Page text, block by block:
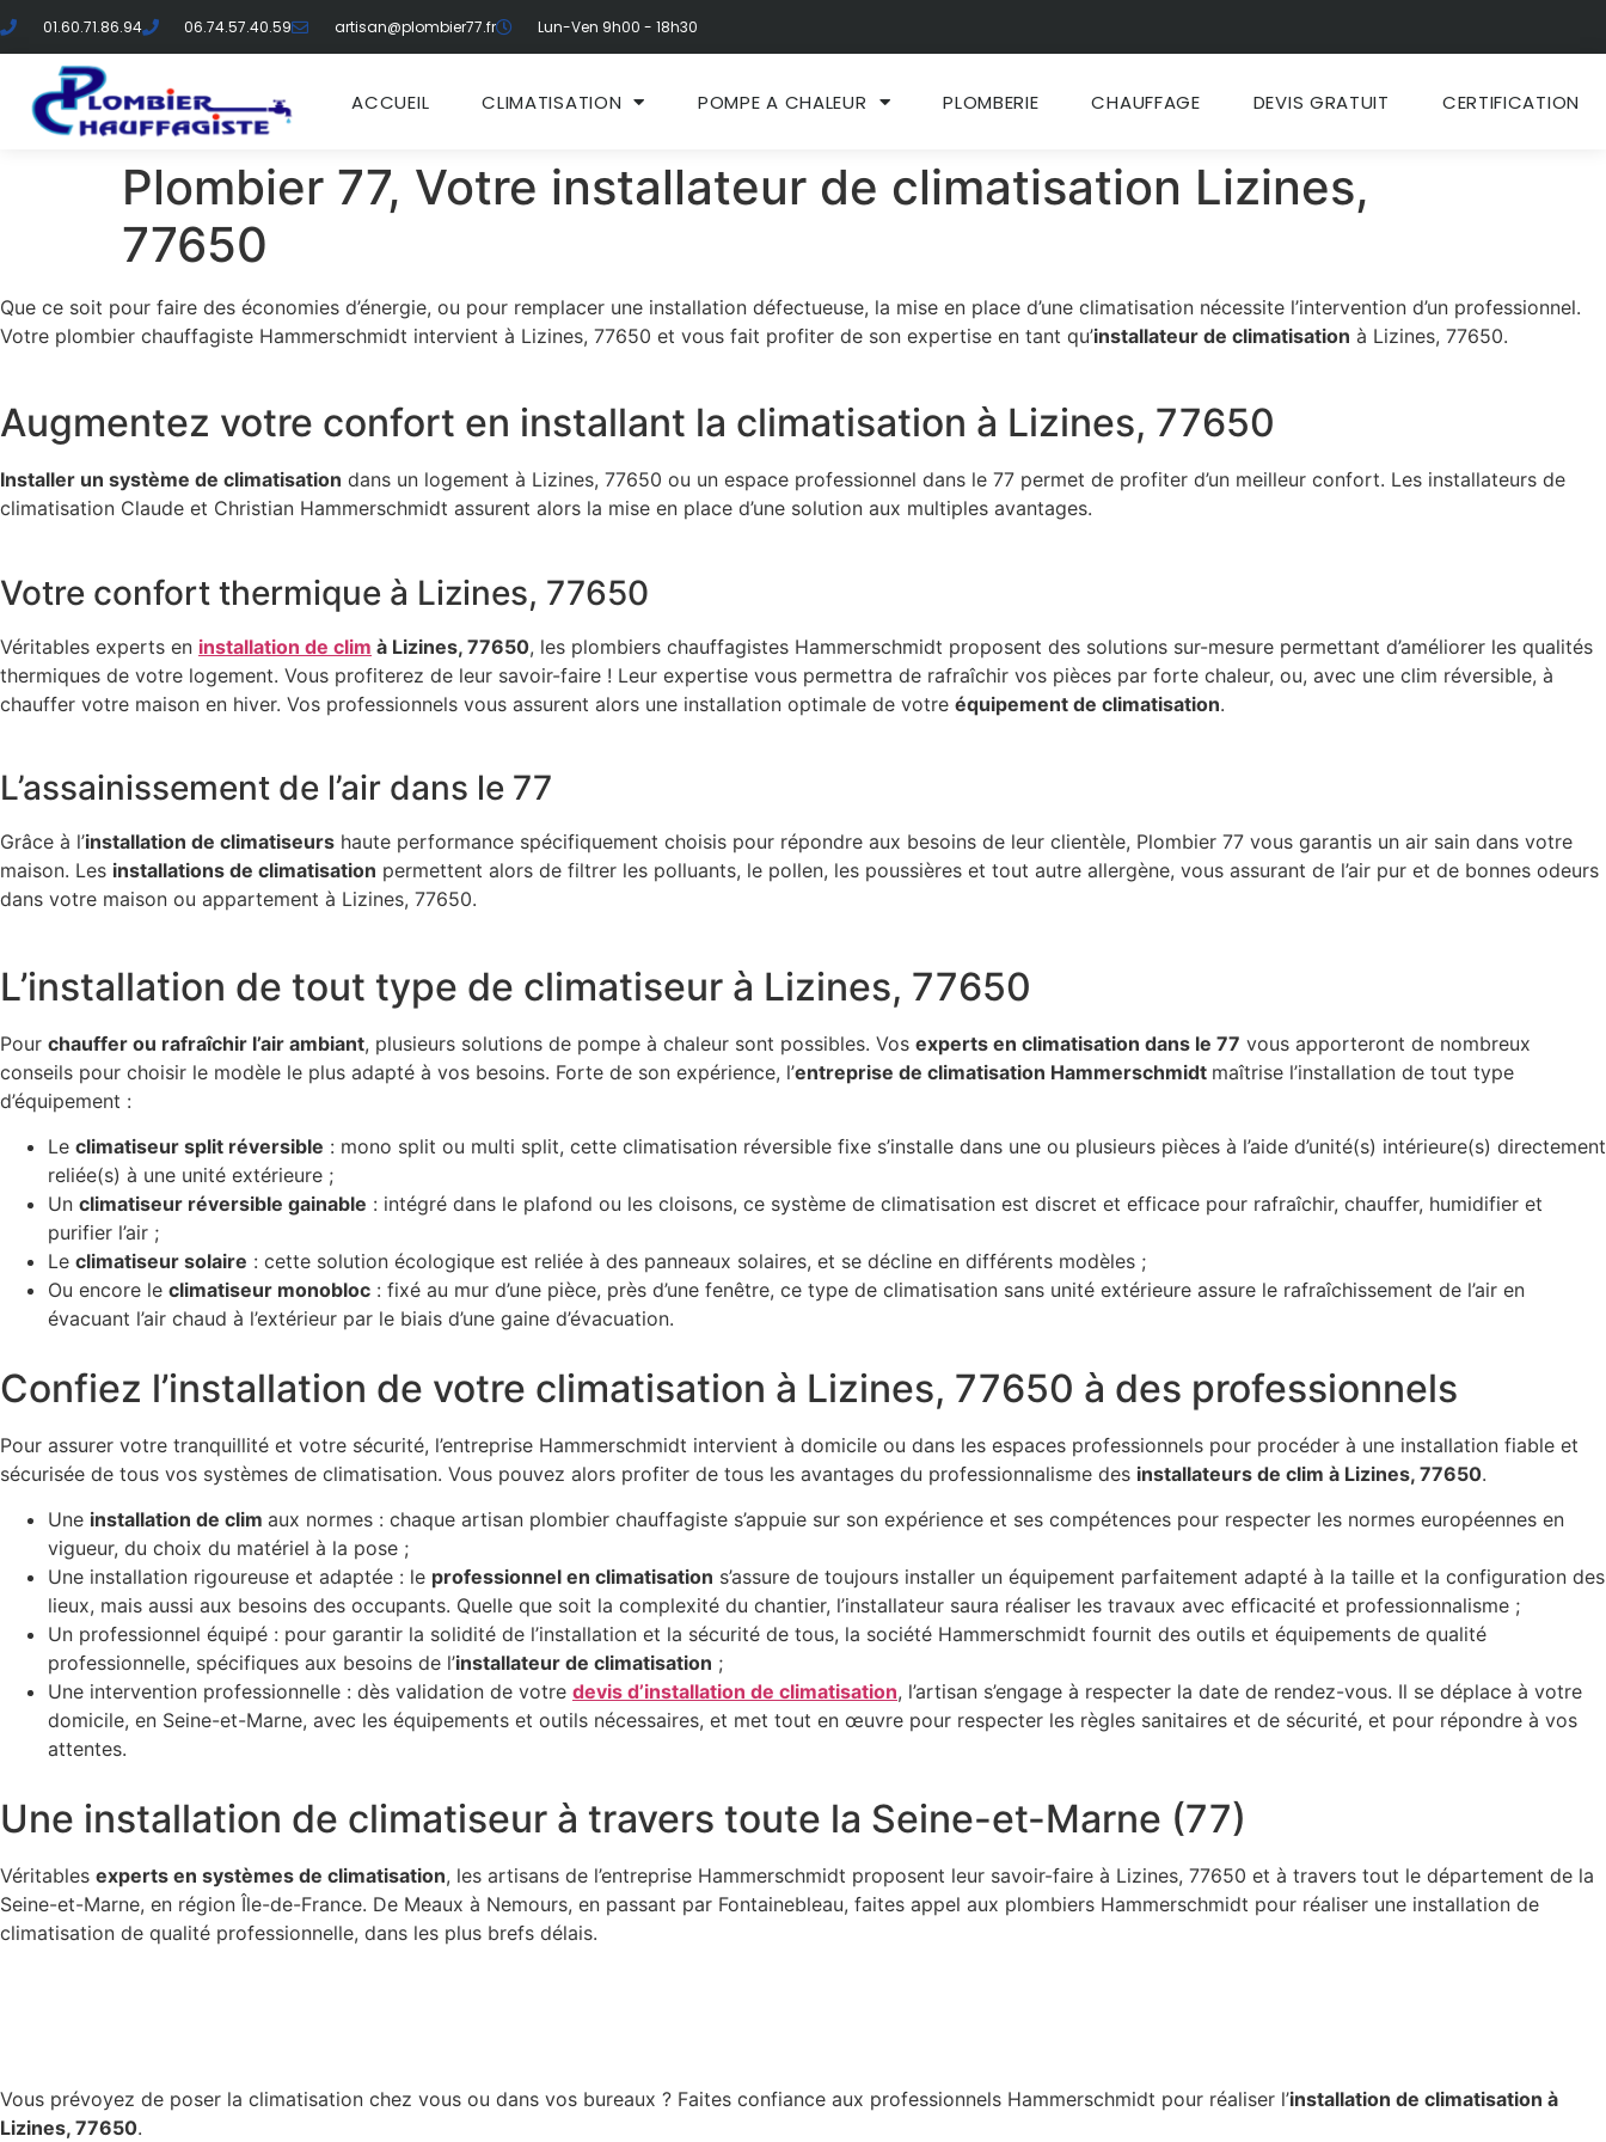
01.60.71.86.94 06.74.57.40.59 artisan@plombier77.fr Lun-Ven 9h00 - 18h30
ACCUEIL CLIMATISATION POMPE A CHALEUR PLOMBERIE CHAUFFAGE DEVIS GRATUIT CERTIFICATION
Plombier 77, Votre installateur de climatisation Lizines,
77650
Que ce soit pour faire des économies d’énergie, ou pour remplacer une installation défectueuse, la mise en place d’une climatisation nécessite l’intervention d’un professionnel.
Votre plombier chauffagiste Hammerschmidt intervient à Lizines, 77650 et vous fait profiter de son expertise en tant qu’installateur de climatisation à Lizines, 77650.
Augmentez votre confort en installant la climatisation à Lizines, 77650
Installer un système de climatisation dans un logement à Lizines, 77650 ou un espace professionnel dans le 77 permet de profiter d’un meilleur confort. Les installateurs de
climatisation Claude et Christian Hammerschmidt assurent alors la mise en place d’une solution aux multiples avantages.
Votre confort thermique à Lizines, 77650
Véritables experts en installation de clim à Lizines, 77650, les plombiers chauffagistes Hammerschmidt proposent des solutions sur-mesure permettant d’améliorer les qualités
thermiques de votre logement. Vous profiterez de leur savoir-faire ! Leur expertise vous permettra de rafraîchir vos pièces par forte chaleur, ou, avec une clim réversible, à
chauffer votre maison en hiver. Vos professionnels vous assurent alors une installation optimale de votre équipement de climatisation.
L’assainissement de l’air dans le 77
Grâce à l’installation de climatiseurs haute performance spécifiquement choisis pour répondre aux besoins de leur clientèle, Plombier 77 vous garantis un air sain dans votre
maison. Les installations de climatisation permettent alors de filtrer les polluants, le pollen, les poussières et tout autre allergène, vous assurant de l’air pur et de bonnes odeurs
dans votre maison ou appartement à Lizines, 77650.
L’installation de tout type de climatiseur à Lizines, 77650
Pour chauffer ou rafraîchir l’air ambiant, plusieurs solutions de pompe à chaleur sont possibles. Vos experts en climatisation dans le 77 vous apporteront de nombreux
conseils pour choisir le modèle le plus adapté à vos besoins. Forte de son expérience, l’entreprise de climatisation Hammerschmidt maîtrise l’installation de tout type
d’équipement :
Le climatiseur split réversible : mono split ou multi split, cette climatisation réversible fixe s’installe dans une ou plusieurs pièces à l’aide d’unité(s) intérieure(s) directement
reliée(s) à une unité extérieure ;
Un climatiseur réversible gainable : intégré dans le plafond ou les cloisons, ce système de climatisation est discret et efficace pour rafraîchir, chauffer, humidifier et
purifier l’air ;
Le climatiseur solaire : cette solution écologique est reliée à des panneaux solaires, et se décline en différents modèles ;
Ou encore le climatiseur monobloc : fixé au mur d’une pièce, près d’une fenêtre, ce type de climatisation sans unité extérieure assure le rafraîchissement de l’air en
évacuant l’air chaud à l’extérieur par le biais d’une gaine d’évacuation.
Confiez l’installation de votre climatisation à Lizines, 77650 à des professionnels
Pour assurer votre tranquillité et votre sécurité, l’entreprise Hammerschmidt intervient à domicile ou dans les espaces professionnels pour procéder à une installation fiable et
sécurisée de tous vos systèmes de climatisation. Vous pouvez alors profiter de tous les avantages du professionnalisme des installateurs de clim à Lizines, 77650.
Une installation de clim aux normes : chaque artisan plombier chauffagiste s’appuie sur son expérience et ses compétences pour respecter les normes européennes en
vigueur, du choix du matériel à la pose ;
Une installation rigoureuse et adaptée : le professionnel en climatisation s’assure de toujours installer un équipement parfaitement adapté à la taille et la configuration des
lieux, mais aussi aux besoins des occupants. Quelle que soit la complexité du chantier, l’installateur saura réaliser les travaux avec efficacité et professionnalisme ;
Un professionnel équipé : pour garantir la solidité de l’installation et la sécurité de tous, la société Hammerschmidt fournit des outils et équipements de qualité
professionnelle, spécifiques aux besoins de l’installateur de climatisation ;
Une intervention professionnelle : dès validation de votre devis d’installation de climatisation, l’artisan s’engage à respecter la date de rendez-vous. Il se déplace à votre
domicile, en Seine-et-Marne, avec les équipements et outils nécessaires, et met tout en œuvre pour respecter les règles sanitaires et de sécurité, et pour répondre à vos
attentes.
Une installation de climatiseur à travers toute la Seine-et-Marne (77)
Véritables experts en systèmes de climatisation, les artisans de l’entreprise Hammerschmidt proposent leur savoir-faire à Lizines, 77650 et à travers tout le département de la
Seine-et-Marne, en région Île-de-France. De Meaux à Nemours, en passant par Fontainebleau, faites appel aux plombiers Hammerschmidt pour réaliser une installation de
climatisation de qualité professionnelle, dans les plus brefs délais.
Vous prévoyez de poser la climatisation chez vous ou dans vos bureaux ? Faites confiance aux professionnels Hammerschmidt pour réaliser l’installation de climatisation à
Lizines, 77650.